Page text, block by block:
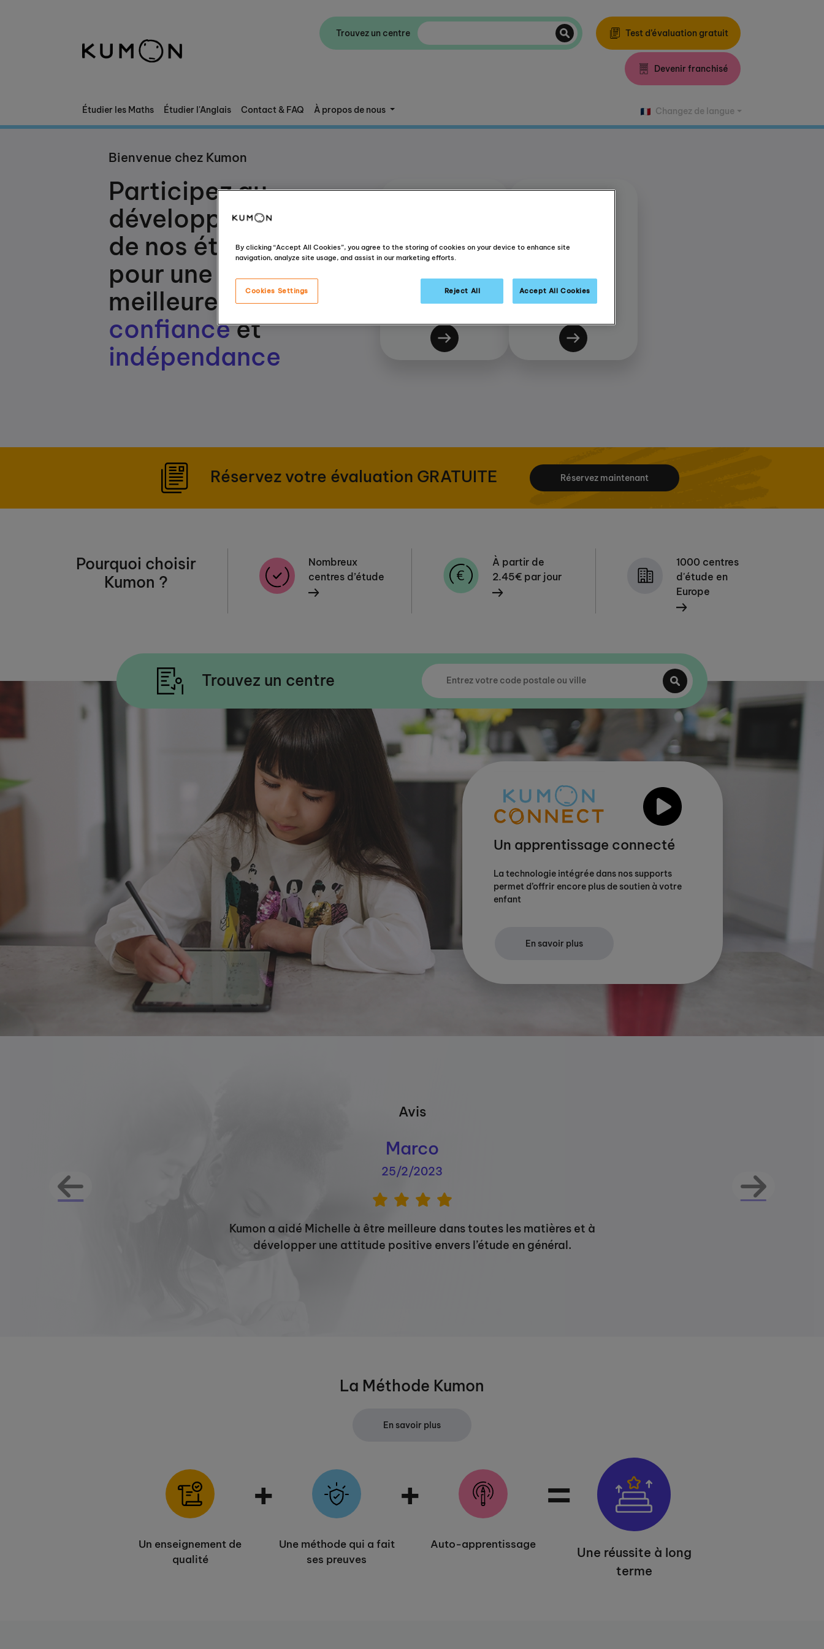
Trouvez un centre Test d’évaluation gratuit
Devenir franchisé
Étudier les Maths Étudier l'Anglais Contact & FAQ À propos de nous Changez de langue
Bienvenue chez Kumon
Participez au
développement
de nos étudiants,
pour une
meilleure
confianceet
indépendance
Programme de
Maths
d'Anglais
Réservez votre évaluation GRATUITE Réservez maintenant
Pourquoi choisir
Kumon ?
Nombreux
centres d’étude
À partir de
2.45€ par jour
1000 centres
d'étude en
Europe
Trouvez un centre
Un apprentissage connecté
La technologie intégrée dans nos supports
permet d’offrir encore plus de soutien à votre
enfant
En savoir plus
Avis
Marco
25/2/2023
Kumon a aidé Michelle à être meilleure dans toutes les matières et à
développer une attitude positive envers l’étude en général.
La Méthode Kumon
En savoir plus
Un enseignement de
qualité
+
Une méthode qui a fait
ses preuves
+
Auto-apprentissage
=
Une réussite à long
terme
Bienvenue chez Kumon
L'histoire de Kumon
By clicking “Accept All Cookies”, you agree to the storing of cookies on your device to enhance site
navigation, analyze site usage, and assist in our marketing efforts.
Cookies Settings Reject All Accept All Cookies